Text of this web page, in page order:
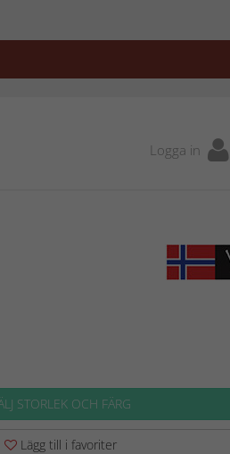
Logga in
STORLEK OCH FÄRG
Lägg till i favoriter